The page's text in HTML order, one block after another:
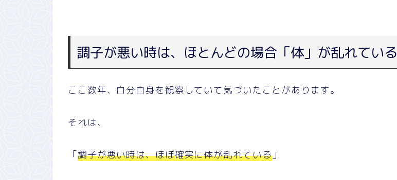
調子が悪い時は、ほとんどの場合「体」が乱れている
ここ数年、自分自身を観察していて気づいたことがあります。
それは、
「調子が悪い時は、ほぼ確実に体が乱れている」